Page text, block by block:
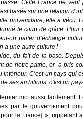
Cette France ne
basée sur une relation
universitaire, elle a vécu.
le coup de grâce.
on parler d’échange
a une autre culture !
du fait de la base.
de notre patrie, on a pris
C’est un pays
ses ambitions, c’est un
mot aussi facilement.
par le gouvernement
la France] », rappelant